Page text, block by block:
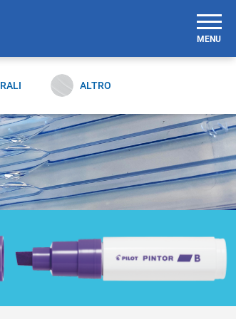
MENU
ALTRO